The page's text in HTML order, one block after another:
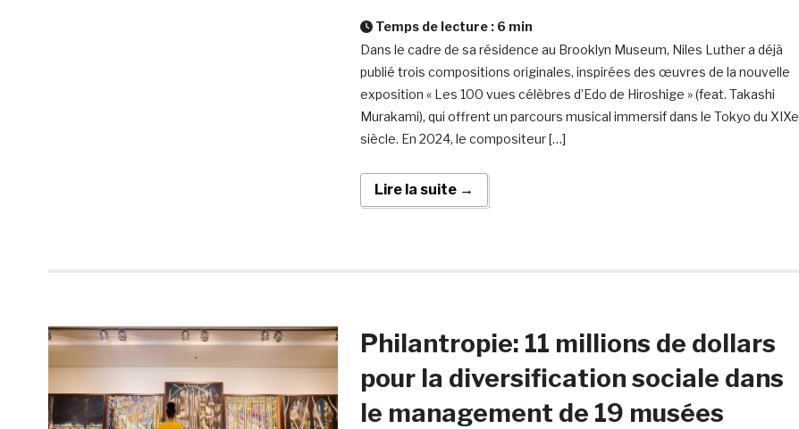
Temps de lecture : 6 min
Dans le cadre de sa résidence au Brooklyn Museum, Niles Luther a déjà
publié trois compositions originales, inspirées des œuvres de la nouvelle
exposition « Les 100 vues célèbres d’Edo de Hiroshige » (feat. Takashi
Murakami), qui offrent un parcours musical immersif dans le Tokyo du XIXe
siècle. En 2024, le compositeur […]
Lire la suite →
Philantropie: 11 millions de dollars
pour la diversification sociale dans
le management de 19 musées